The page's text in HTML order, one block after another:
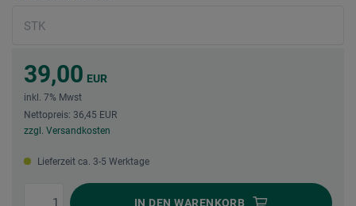
39,00 EUR
inkl. 7% Mwst
Nettopreis: 36,45 EUR
zzgl. Versandkosten
Lieferzeit ca. 3-5 Werktage
IN DEN WARENKORB